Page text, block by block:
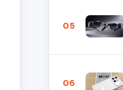
05
06